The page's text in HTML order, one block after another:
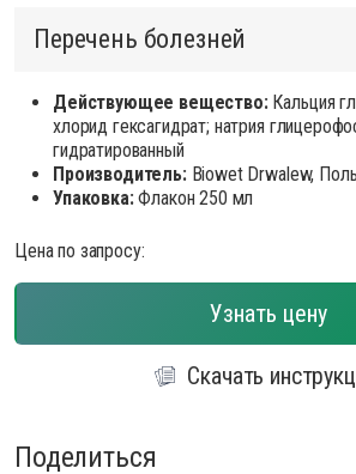
Перечень болезней
Действующее вещество:Кальция
хлорид гексагидрат; натрия
гидратированный
Производитель:Biowet Drwalew,
Упаковка:Флакон 250 мл
Цена по запросу:
Узнать цену
Скачать
Поделиться